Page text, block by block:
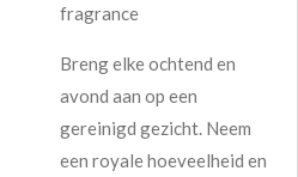
fragrance
Breng elke ochtend en
avond aan op een
gereinigd gezicht. Neem
een royale hoeveelheid en